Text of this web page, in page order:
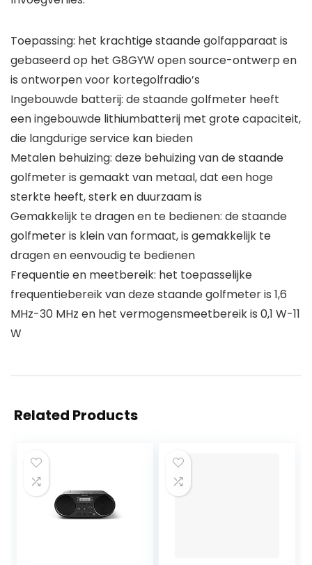
Toepassing: het krachtige staande golfapparaat is
gebaseerd op het G8GYW open source-ontwerp en
is ontworpen voor kortegolfradio’s
Ingebouwde batterij: de staande golfmeter heeft
een ingebouwde lithiumbatterij met grote capaciteit,
die langdurige service kan bieden
Metalen behuizing: deze behuizing van de staande
golfmeter is gemaakt van metaal, dat een hoge
sterkte heeft, sterk en duurzaam is
Gemakkelijk te dragen en te bedienen: de staande
golfmeter is klein van formaat, is gemakkelijk te
dragen en eenvoudig te bedienen
Frequentie en meetbereik: het toepasselijke
frequentiebereik van deze staande golfmeter is 1,6
MHz-30 MHz en het vermogensmeetbereik is 0,1 W-11
W
Related Products